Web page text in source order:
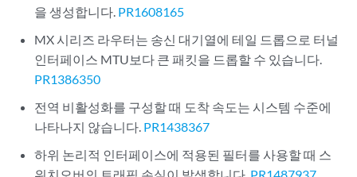
을 생성합니다. PR1608165
MX 시리즈 라우터는 송신 대기열에 테일 드롭으로 터널
인터페이스 MTU보다 큰 패킷을 드롭할 수 있습니다.
PR1386350
전역 비활성화를 구성할 때 도착 속도는 시스템 수준에
나타나지 않습니다. PR1438367
하위 논리적 인터페이스에 적용된 필터를 사용할 때 스